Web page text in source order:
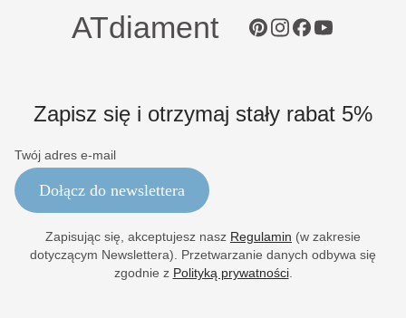
ATdiament
Zapisz się i otrzymaj stały rabat 5%
Twój adres e-mail
Dołącz do newslettera
Zapisując się, akceptujesz nasz Regulamin (w zakresie
dotyczącym Newslettera). Przetwarzanie danych odbywa się
zgodnie z Polityką prywatności.